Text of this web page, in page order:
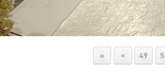
« < 49